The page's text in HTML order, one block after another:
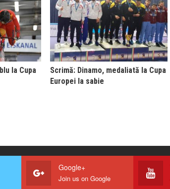
la Cupa
Scrimă: Dinamo, medaliată la Cupa
Europei la sabie
Google+
Join us on Google